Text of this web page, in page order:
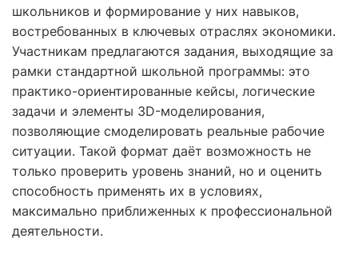
школьников и формирование у них навыков,
востребованных в ключевых отраслях экономики.
Участникам предлагаются задания, выходящие за
рамки стандартной школьной программы: это
практико-ориентированные кейсы, логические
задачи и элементы 3D-моделирования,
позволяющие смоделировать реальные рабочие
ситуации. Такой формат даёт возможность не
только проверить уровень знаний, но и оценить
способность применять их в условиях,
максимально приближенных к профессиональной
деятельности.